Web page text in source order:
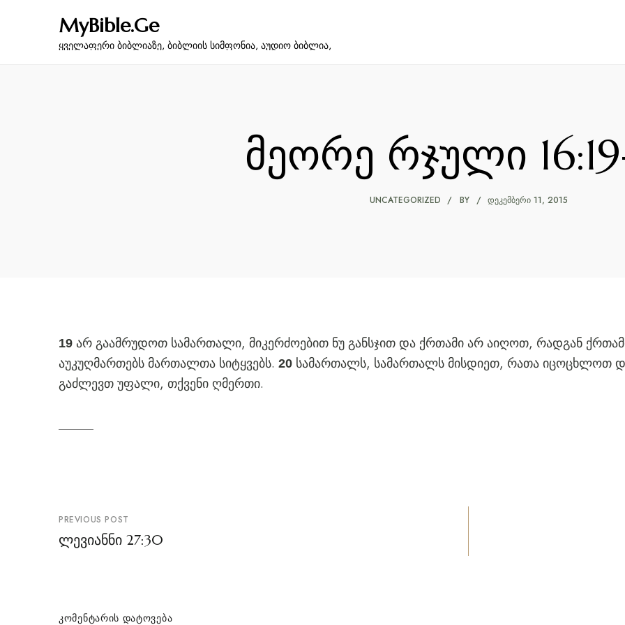
MyBible.Ge
ყველაფერი ბიბლიაზე, ბიბლიის სიმფონია, აუდიო ბიბლია,
მეორე რჯული
UNCATEGORIZED BY ᲓᲔᲙᲔᲛᲑᲔᲠᲘ 11, 2015
19 არ გაამრუდოთ სამართალი, მიკერძოებით ნუ განსჯით და ქრთამი არ აიღოთ, რადგან
აუკუღმართებს მართალთა სიტყვებს. 20 სამართალს, სამართალს მისდიეთ, რათა იცოცხლოთ
გაძლევთ უფალი, თქვენი ღმერთი.
პოსტის
ნავიგაცია
PREVIOUS POST
ლევიანნი 27:30
ᲙᲝᲛᲔᲜᲢᲐᲠᲘᲡ ᲓᲐᲢᲝᲕᲔᲑᲐ